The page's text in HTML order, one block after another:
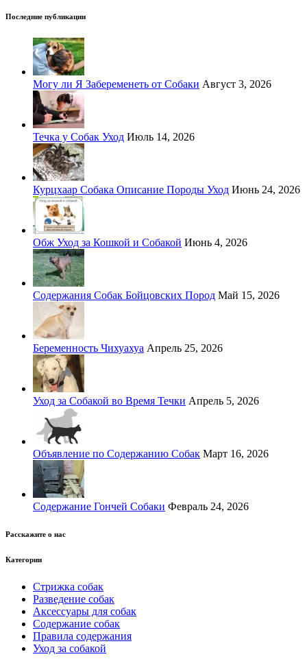
Последние публикации
Могу ли Я Забеременеть от Собаки Август 3, 2026
Течка у Собак Уход Июль 14, 2026
Курцхаар Собака Описание Породы Уход Июнь 24, 2026
Обж Уход за Кошкой и Собакой Июнь 4, 2026
Содержания Собак Бойцовских Пород Май 15, 2026
Беременность Чихуахуа Апрель 25, 2026
Уход за Собакой во Время Течки Апрель 5, 2026
Объявление по Содержанию Собак Март 16, 2026
Содержание Гончей Собаки Февраль 24, 2026
Расскажите о нас
Категории
Стрижка собак
Разведение собак
Аксессуары для собак
Содержание собак
Правила содержания
Уход за собакой